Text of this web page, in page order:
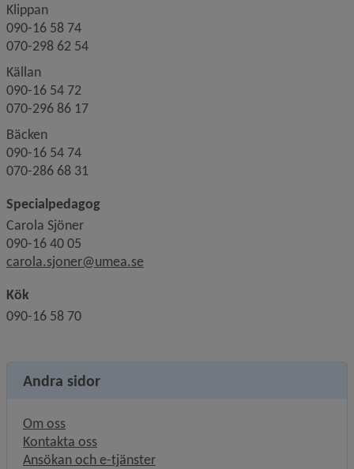
Klippan
090-16 58 74
070-298 62 54
Källan
090-16 54 72
070-296 86 17
Bäcken
090-16 54 74
070-286 68 31
Specialpedagog
Carola Sjöner
090-16 40 05
carola.sjoner@umea.se
Kök
090-16 58 70
Andra sidor
Om oss
Kontakta oss
Ansökan och e-tjänster